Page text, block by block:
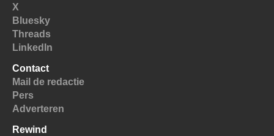
X
Bluesky
Threads
LinkedIn
Contact
Mail de redactie
Pers
Adverteren
Rewind